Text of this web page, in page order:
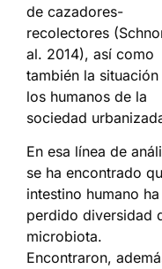
de cazadores-
recolectores
al. 2014), así como
también la situación
los humanos de la
sociedad
En esa línea de
se ha encontrado
intestino humano ha
perdido diversidad
microbiota.
Encontraron,